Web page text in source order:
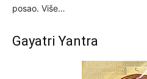
posao. Više…
Gayatri Yantra